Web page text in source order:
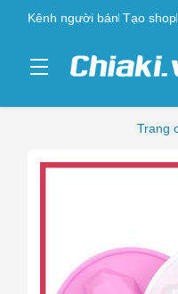
Kênh người bán Tạo shop
Trang